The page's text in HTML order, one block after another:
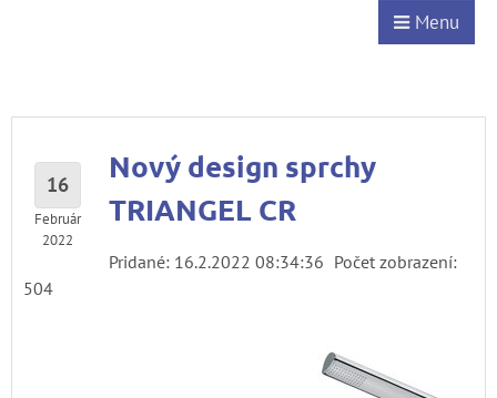
Menu
16
Február
2022
Nový design sprchy
TRIANGEL CR
Pridané: 16.2.2022 08:34:36 Počet zobrazení:
504